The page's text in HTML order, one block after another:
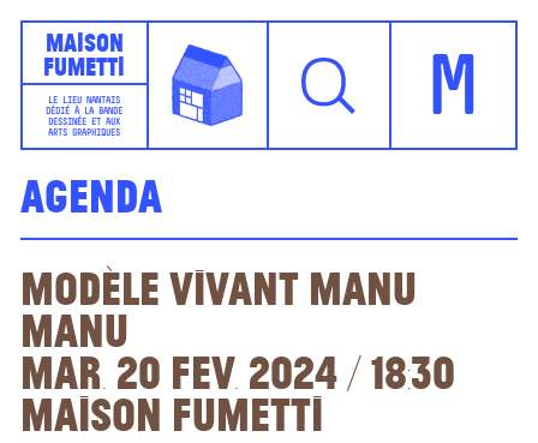
Maison
Fumetti
LE LIEU NANTAIS
DÉDIÉ À LA BANDE
DESSINÉE ET AUX
ARTS GRAPHIQUES
M
Agenda
Modèle vivant Manu
Manu
Mar. 20 fev. 2024 / 18:30
Maison Fumetti